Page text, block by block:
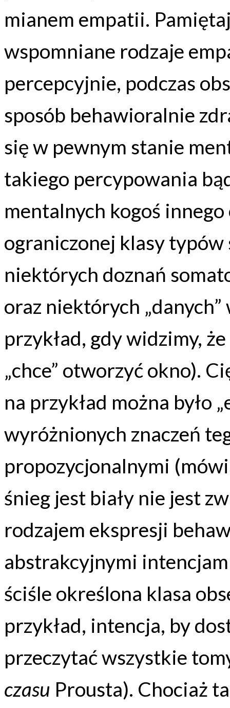
mianem empatii.
wspomniane rodzaje
percepcyjnie, podczas
sposób behawioralnie
się w pewnym stanie
takiego percypowania
mentalnych kogoś
ograniczonej klasy
niektórych doznań
oraz niektórych
przykład, gdy widzimy,
„chce” otworzyć okno).
na przykład można było
wyróżnionych znaczeń
propozycjonalnymi
śnieg jest biały nie jest
rodzajem ekspresji
abstrakcyjnymi
ściśle określona klasa
przykład, intencja, by
przeczytać wszystkie
czasu Prousta). Chociaż